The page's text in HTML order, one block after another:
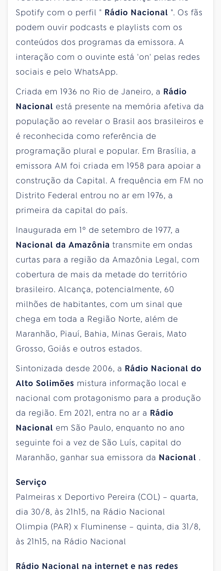
Spotify com o perfil " Rádio Nacional ". Os fãs
podem ouvir podcasts e playlists com os
conteúdos dos programas da emissora. A
interação com o ouvinte está 'on' pelas redes
sociais e pelo WhatsApp.
Criada em 1936 no Rio de Janeiro, a Rádio
Nacional está presente na memória afetiva da
população ao revelar o Brasil aos brasileiros e
é reconhecida como referência de
programação plural e popular. Em Brasília, a
emissora AM foi criada em 1958 para apoiar a
construção da Capital. A frequência em FM no
Distrito Federal entrou no ar em 1976, a
primeira da capital do país.
Inaugurada em 1º de setembro de 1977, a
Nacional da Amazônia transmite em ondas
curtas para a região da Amazônia Legal, com
cobertura de mais da metade do território
brasileiro. Alcança, potencialmente, 60
milhões de habitantes, com um sinal que
chega em toda a Região Norte, além de
Maranhão, Piauí, Bahia, Minas Gerais, Mato
Grosso, Goiás e outros estados.
Sintonizada desde 2006, a Rádio Nacional do
Alto Solimões mistura informação local e
nacional com protagonismo para a produção
da região. Em 2021, entra no ar a Rádio
Nacional em São Paulo, enquanto no ano
seguinte foi a vez de São Luís, capital do
Maranhão, ganhar sua emissora da Nacional .
Serviço
Palmeiras x Deportivo Pereira (COL) – quarta,
dia 30/8, às 21h15, na Rádio Nacional
Olimpia (PAR) x Fluminense – quinta, dia 31/8,
às 21h15, na Rádio Nacional
Rádio Nacional na internet e nas redes